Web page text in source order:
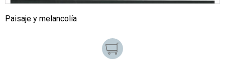
Paisaje y melancolía